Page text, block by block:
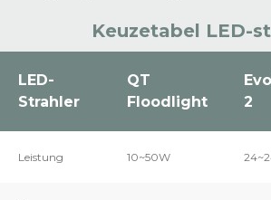
Keuzetabel LED-
LED-
Strahler
QT
Floodlight
2
Leistung 10~50W